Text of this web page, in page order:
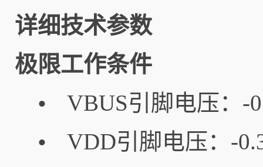
详细技术参数
极限工作条件
• VBUS引脚电压：-
• VDD引脚电压：-